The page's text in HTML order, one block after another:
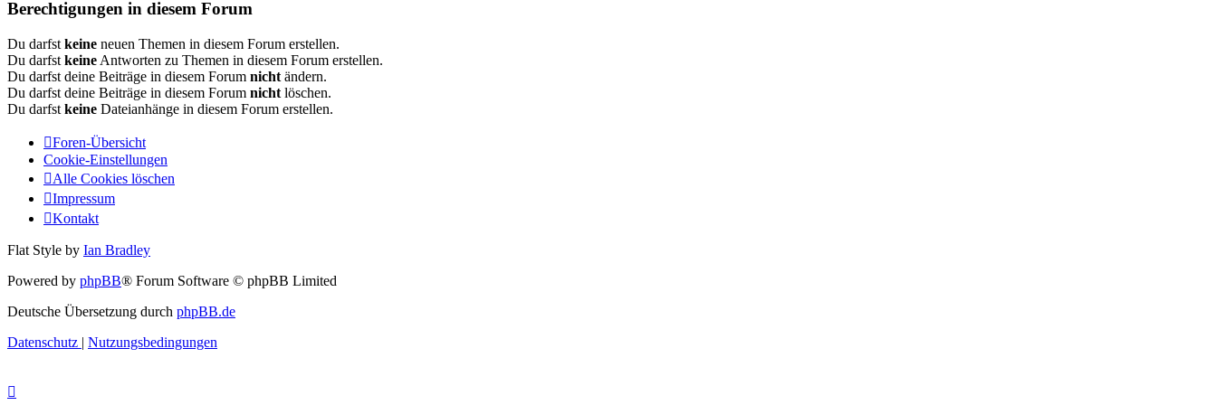
Berechtigungen in diesem Forum
Du darfst keine neuen Themen in diesem Forum erstellen.
Du darfst keine Antworten zu Themen in diesem Forum erstellen.
Du darfst deine Beiträge in diesem Forum nicht ändern.
Du darfst deine Beiträge in diesem Forum nicht löschen.
Du darfst keine Dateianhänge in diesem Forum erstellen.
Foren-Übersicht
Cookie-Einstellungen
Alle Cookies löschen
Impressum
Kontakt
Flat Style by Ian Bradley
Powered by phpBB® Forum Software © phpBB Limited
Deutsche Übersetzung durch phpBB.de
Datenschutz | Nutzungsbedingungen